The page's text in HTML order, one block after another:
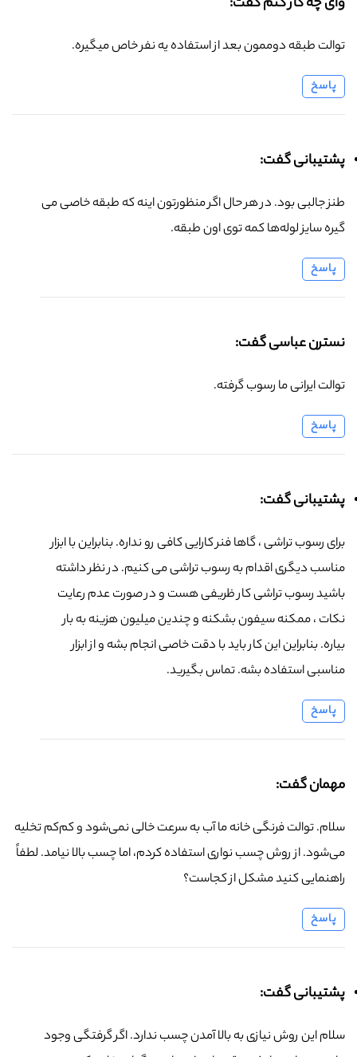
توالت طبقه دوممون بعد از استفاده یه نفر خاص میگیره.
پاسخ
پشتیبانی گفت:
طنز جالبی بود. در هر حال اگر منظورتون اینه که طبقه خاصی می
گیره سایز لوله‌ها کمه توی اون طبقه.
پاسخ
نسترن عباسی گفت:
توالت ایرانی ما رسوب گرفته.
پاسخ
پشتیبانی گفت:
برای رسوب تراشی ، گاها فنر کارایی کافی رو نداره. بنابراین با ابزار
مناسب دیگری اقدام به رسوب تراشی می کنیم. در نظر داشته
باشید رسوب تراشی کار ظریفی هست و در صورت عدم رعایت
نکات ، ممکنه سیفون بشکنه و چندین میلیون هزینه به بار
بیاره. بنابراین این کار باید با دقت خاصی انجام بشه و از ابزار
مناسبی استفاده بشه. تماس بگیرید.
پاسخ
مهمان گفت:
سلام. توالت فرنگی خانه ما آب به سرعت خالی نمی‌شود و کم‌کم تخلیه
می‌شود. از روش چسب نواری استفاده کردم، اما چسب بالا نیامد. لطفاً
راهنمایی کنید مشکل از کجاست؟
پاسخ
پشتیبانی گفت:
سلام این روش نیازی به بالا آمدن چسب ندارد. اگر گرفتگی وجود